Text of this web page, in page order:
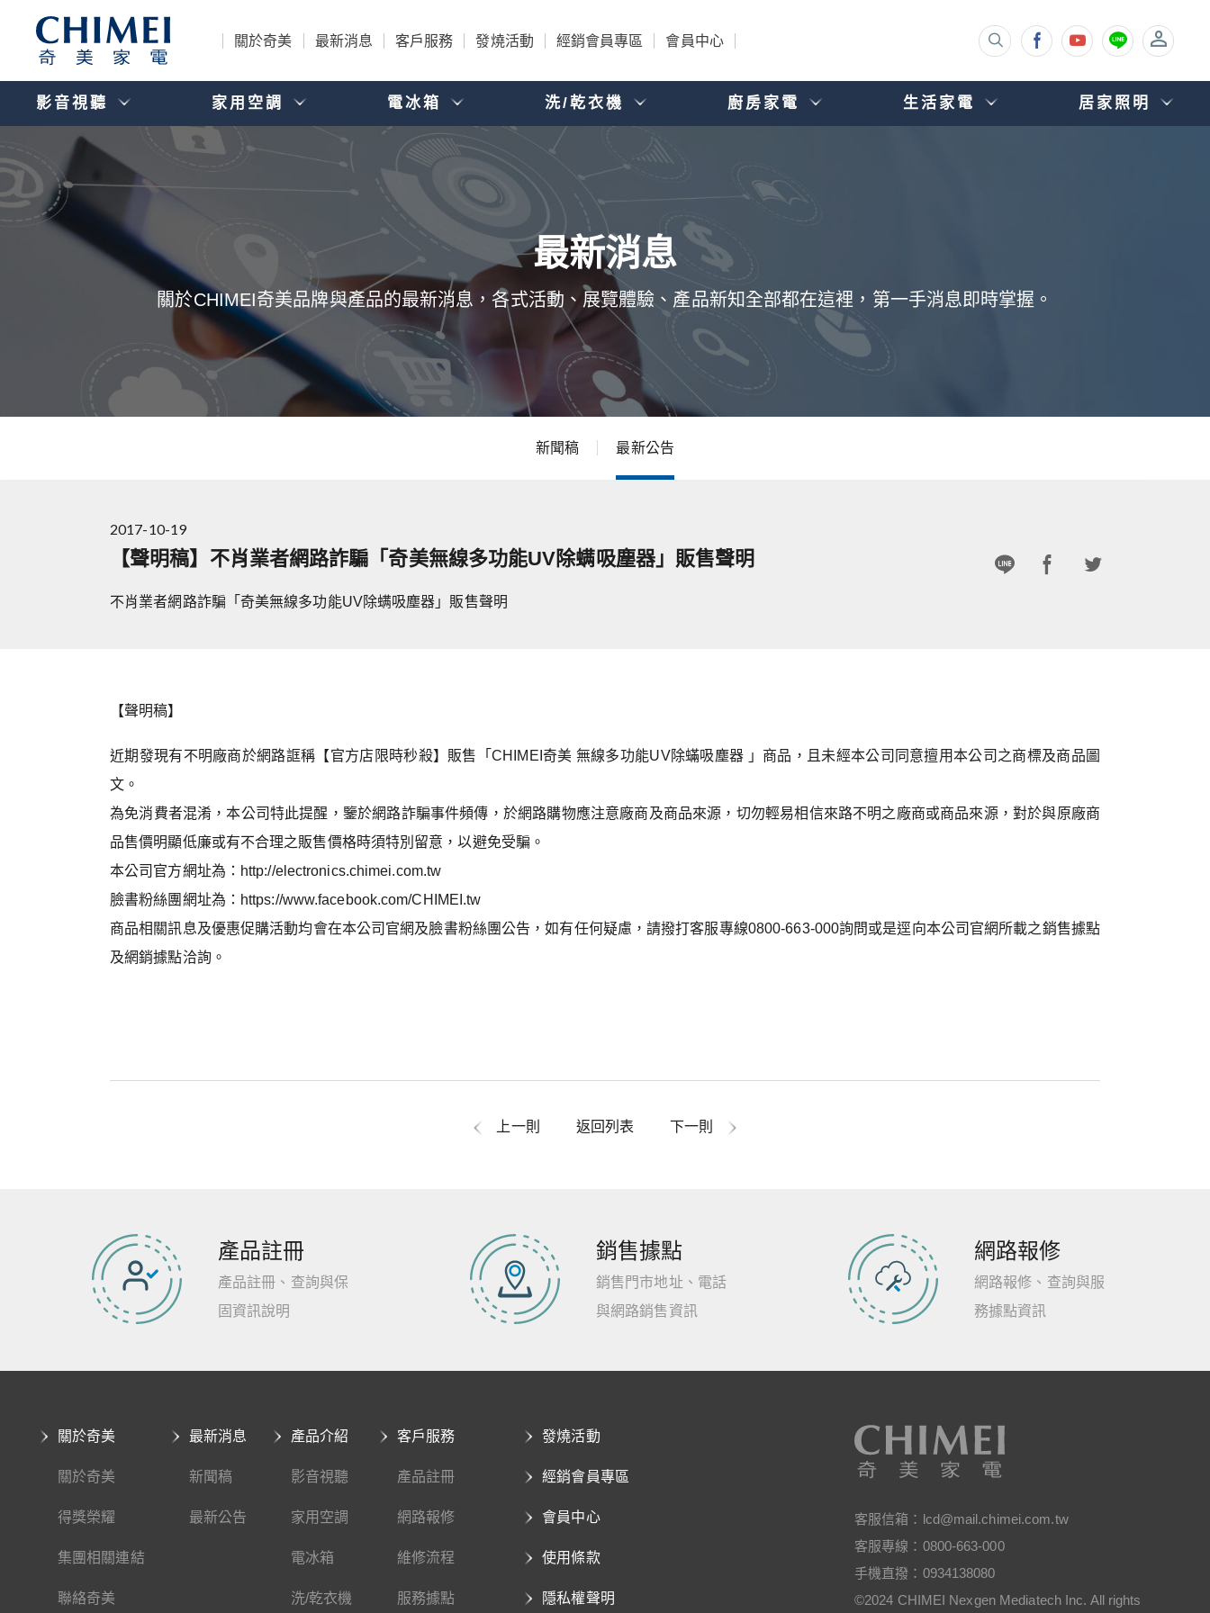
關於奇美 最新消息 客戶服務 發燒活動 經銷會員專區 會員中心
影音視聽 家用空調 電冰箱 洗/乾衣機 廚房家電 生活家電 居家照明
關於CHIMEI奇美品牌與產品的最新消息，各式活動、展覽體驗、產品新知全部都在這裡，第一手消息即時掌握。
新聞稿 最新公告
2017-10-19
【聲明稿】不肖業者網路詐騙「奇美無線多功能UV除螨吸塵器」販售聲明
不肖業者網路詐騙「奇美無線多功能UV除螨吸塵器」販售聲明
【聲明稿】
近期發現有不明廠商於網路誆稱【官方店限時秒殺】販售「CHIMEI奇美 無線多功能UV除蟎吸塵器 」商品，且未經本公司同意擅用本公司之商標及商品圖
文。
為免消費者混淆，本公司特此提醒，鑒於網路詐騙事件頻傳，於網路購物應注意廠商及商品來源，切勿輕易相信來路不明之廠商或商品來源，對於與原廠商
品售價明顯低廉或有不合理之販售價格時須特別留意，以避免受騙。
本公司官方網址為： http://electronics.chimei.com.tw
臉書粉絲團網址為： https://www.facebook.com/CHIMEI.tw
商品相關訊息及優惠促購活動均會在本公司官網及臉書粉絲團公告，如有任何疑慮，請撥打客服專線0800-663-000詢問或是逕向本公司官網所載之銷售據點
及網銷據點洽詢。
上一則 返回列表 下一則
產品註冊
產品註冊、查詢與保
固資訊說明
銷售據點
銷售門市地址、電話
與網路銷售資訊
網路報修
網路報修、查詢與服
務據點資訊
關於奇美
關於奇美
得獎榮耀
集團相關連結
聯絡奇美
最新消息
新聞稿
最新公告
產品介紹
影音視聽
家用空調
電冰箱
洗/乾衣機
客戶服務
產品註冊
網路報修
維修流程
服務據點
發燒活動
經銷會員專區
會員中心
使用條款
隱私權聲明
客服信箱： lcd@mail.chimei.com.tw
客服專線： 0800-663-000
手機直撥： 0934138080
©2024 CHIMEI Nexgen Mediatech Inc. All rights